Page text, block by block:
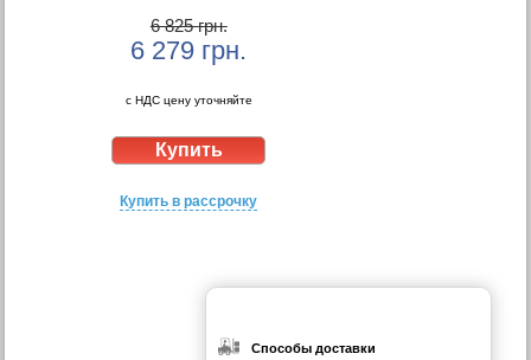
6 825 грн.
6 279 грн.
с НДС цену уточняйте
Купить в рассрочку
Способы доставки